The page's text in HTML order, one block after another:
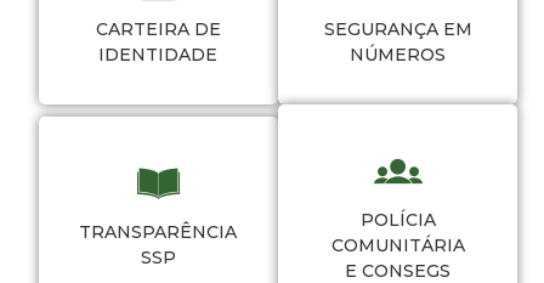
CARTEIRA DE
IDENTIDADE
SEGURANÇA EM
NÚMEROS
TRANSPARÊNCIA
SSP
POLÍCIA
COMUNITÁRIA
E CONSEGS